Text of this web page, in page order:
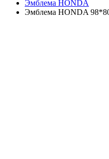
Эмблема HONDA
Эмблема HONDA